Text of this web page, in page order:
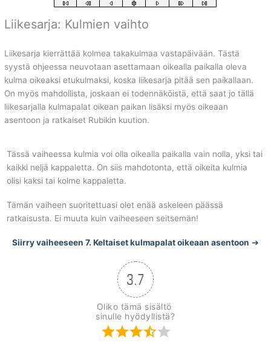
Liikesarja: Kulmien vaihto
Liikesarja kierrättää kolmea takakulmaa vastapäivään. Tästä
syystä ohjeessa neuvotaan asettamaan oikealla paikalla oleva
kulma oikeaksi etukulmaksi, koska liikesarja pitää sen paikallaan.
On myös mahdollista, joskaan ei todennäköistä, että saat jo tällä
liikesarjalla kulmapalat oikean paikan lisäksi myös oikeaan
asentoon ja ratkaiset Rubikin kuution.
Tässä vaiheessa kulmia voi olla oikealla paikalla vain nolla, yksi tai
kaikki neljä kappaletta. On siis mahdotonta, että oikeita kulmia
olisi kaksi tai kolme kappaletta.
Tämän vaiheen suoritettuasi olet enää askeleen päässä
ratkaisusta. Ei muuta kuin vaiheeseen seitsemän!
Siirry vaiheeseen 7. Keltaiset kulmapalat oikeaan asentoon ➔
3.7
Oliko tämä sisältö
sinulle hyödyllistä?